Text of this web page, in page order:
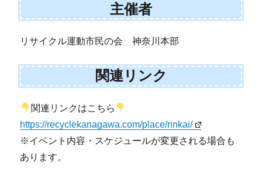
主催者
リサイクル運動市民の会 神奈川本部
関連リンク
関連リンクはこちら
https://recyclekanagawa.com/place/rinkai/
※イベント内容・スケジュールが変更される場合も
あります。